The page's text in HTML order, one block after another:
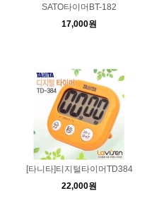
SATO타이머BT-182
17,000원
[타니타]티지털타이머TD384
22,000원